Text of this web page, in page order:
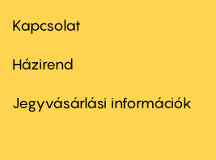
firstKapcsolat
Footer
second
Házirend
Jegyvásárlási információk